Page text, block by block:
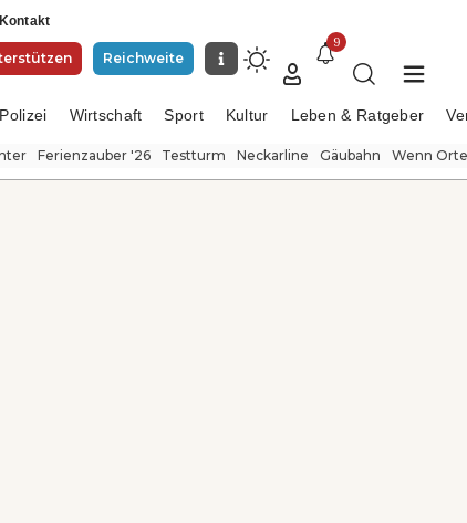
Kontakt
Reichweite
9
Polizei Wirtschaft Sport Kultur Leben & Ratgeber
Ferienzauber '26 Testturm Neckarline Gäubahn Wenn